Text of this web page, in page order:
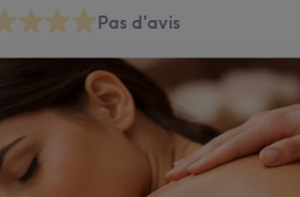
Pas d'avis